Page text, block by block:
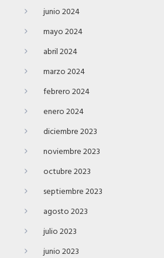
junio 2024
mayo 2024
abril 2024
marzo 2024
febrero 2024
enero 2024
diciembre 2023
noviembre 2023
octubre 2023
septiembre 2023
agosto 2023
julio 2023
junio 2023